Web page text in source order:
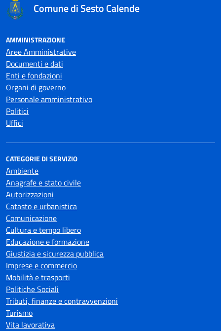
Comune di Sesto Calende
AMMINISTRAZIONE
Aree Amministrative
Documenti e dati
Enti e fondazioni
Organi di governo
Personale amministrativo
Politici
Uffici
CATEGORIE DI SERVIZIO
Ambiente
Anagrafe e stato civile
Autorizzazioni
Catasto e urbanistica
Comunicazione
Cultura e tempo libero
Educazione e formazione
Giustizia e sicurezza pubblica
Imprese e commercio
Mobilità e trasporti
Politiche Sociali
Tributi, finanze e contravvenzioni
Turismo
Vita lavorativa